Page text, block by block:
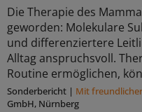
Die Therapie des
geworden: Molekulare
und differenziertere
Alltag anspruchsvoll.
Routine ermöglichen,
Sonderbericht | Mit
GmbH, Nürnberg